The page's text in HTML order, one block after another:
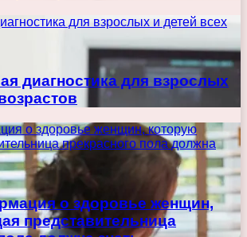
для взрослых и детей всех
диагностика для взрослых
о здоровье женщин, которую
прекрасного пола должна
о здоровье женщин,
представительница